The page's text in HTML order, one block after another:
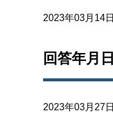
2023年03月14日
回答年月日
2023年03月27日